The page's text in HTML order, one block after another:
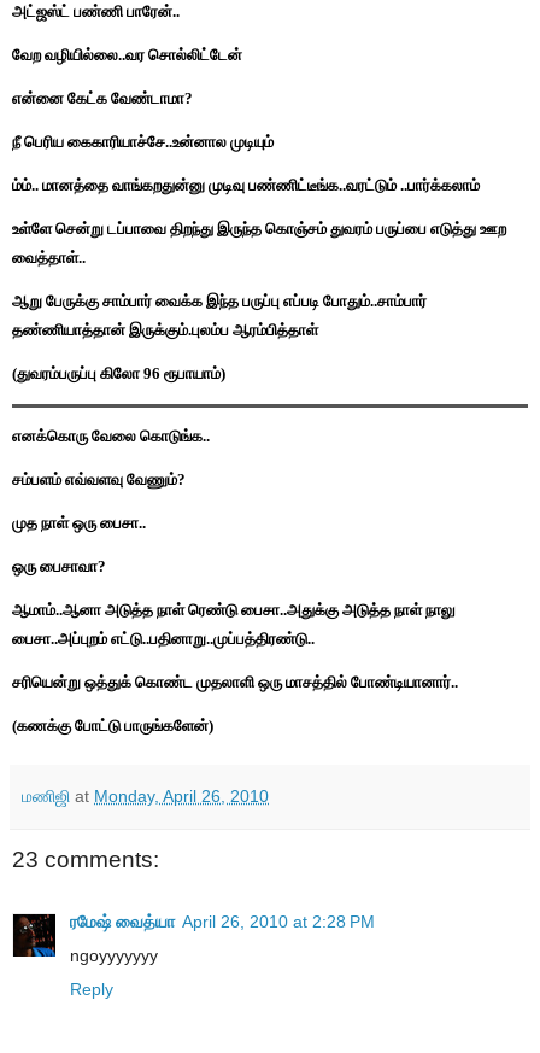
அட்ஜஸ்ட் பண்ணி பாரேன்..
வேற வழியில்லை..வர சொல்லிட்டேன்
என்னை கேட்க வேண்டாமா?
நீ பெரிய கைகாரியாச்சே..உன்னால முடியும்
ம்ம்.. மானத்தை வாங்கறதுன்னு முடிவு பண்ணிட்டீங்க..வரட்டும் ..பார்க்கலாம்
உள்ளே சென்று டப்பாவை திறந்து இருந்த கொஞ்சம் துவரம் பருப்பை எடுத்து ஊற
வைத்தாள்..
ஆறு பேருக்கு சாம்பார் வைக்க இந்த பருப்பு எப்படி போதும்..சாம்பார்
தண்ணியாத்தான் இருக்கும்.புலம்ப ஆரம்பித்தாள்
(துவரம்பருப்பு கிலோ 96 ரூபாயாம்)
எனக்கொரு வேலை கொடுங்க..
சம்பளம் எவ்வளவு வேணும்?
முத நாள் ஒரு பைசா..
ஒரு பைசாவா?
ஆமாம்..ஆனா அடுத்த நாள் ரெண்டு பைசா..அதுக்கு அடுத்த நாள் நாலு
பைசா..அப்புறம் எட்டு..பதினாறு..முப்பத்திரண்டு..
சரியென்று ஒத்துக் கொண்ட முதலாளி ஒரு மாசத்தில் போண்டியானார்..
(கணக்கு போட்டு பாருங்களேன்)
மணிஜி at Monday, April 26, 2010
23 comments:
ரமேஷ் வைத்யா April 26, 2010 at 2:28 PM
ngoyyyyyyy
Reply